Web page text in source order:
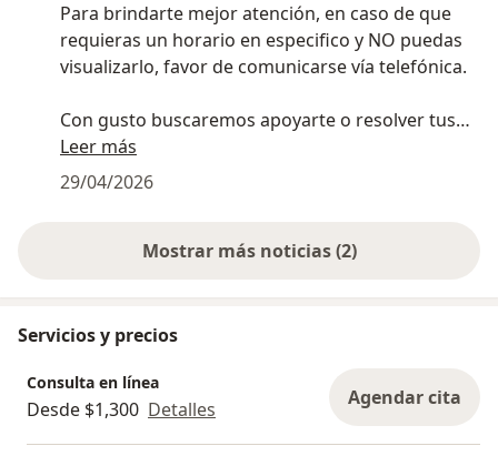
Para brindarte mejor atención, en caso de que
requieras un horario en especifico y NO puedas
visualizarlo, favor de comunicarse vía telefónica.
Con gusto buscaremos apoyarte o resolver tus
dudas.
Leer más
29/04/2026
Mostrar más noticias (2)
Servicios y precios
Consulta en línea
Desde $1,300 Detalles Agendar cita